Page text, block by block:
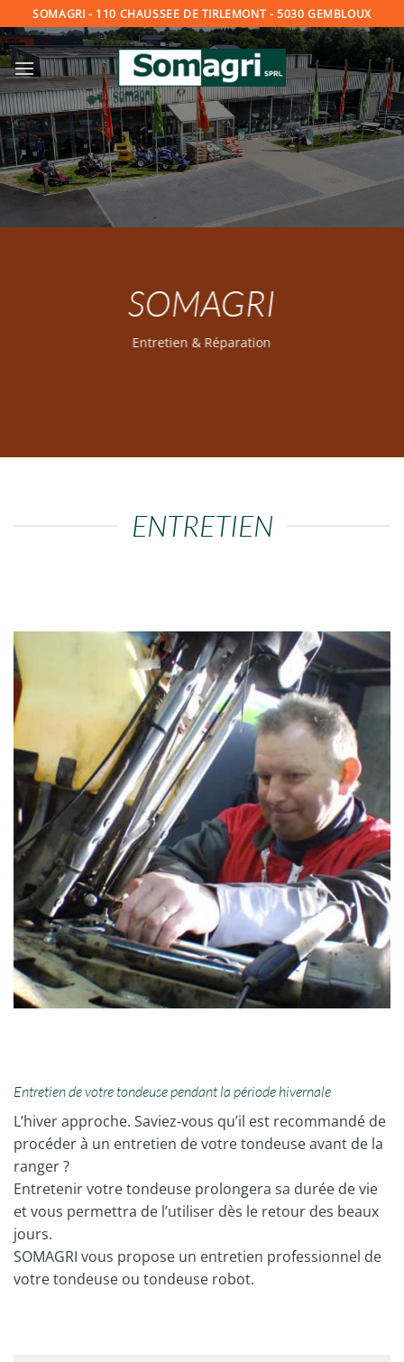
Passer
au
contenu
SOMAGRI - 110 CHAUSSEE DE TIRLEMONT - 5030 GEMBLOUX
SOMAGRI
Entretien & Réparation
ENTRETIEN
Entretien de votre tondeuse pendant la période hivernale
L’hiver approche. Saviez-vous qu’il est recommandé de
procéder à un entretien de votre tondeuse avant de la
ranger ?
Entretenir votre tondeuse prolongera sa durée de vie
et vous permettra de l’utiliser dès le retour des beaux
jours.
SOMAGRI vous propose un entretien professionnel de
votre tondeuse ou tondeuse robot.